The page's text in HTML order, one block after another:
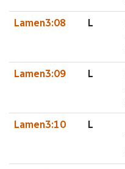
Lamen3:08 L
Lamen3:09 L
Lamen3:10 L